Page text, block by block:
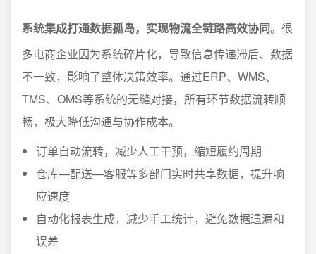
系统集成打通数据孤岛，实现物流全链路高效协同。很
多电商企业因为系统碎片化，导致信息传递滞后、数据
不一致，影响了整体决策效率。通过ERP、WMS、
TMS、OMS等系统的无缝对接，所有环节数据流转顺
畅，极大降低沟通与协作成本。
订单自动流转，减少人工干预，缩短履约周期
仓库—配送—客服等多部门实时共享数据，提升响
应速度
自动化报表生成，减少手工统计，避免数据遗漏和
误差